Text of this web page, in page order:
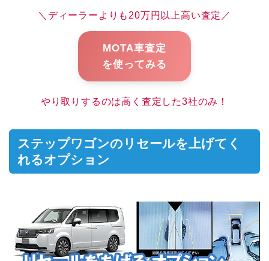
＼ディーラーよりも20万円以上高い査定／
MOTA車査定
を使ってみる
やり取りするのは高く査定した3社のみ！
ステップワゴンのリセールを上げてく
れるオプション